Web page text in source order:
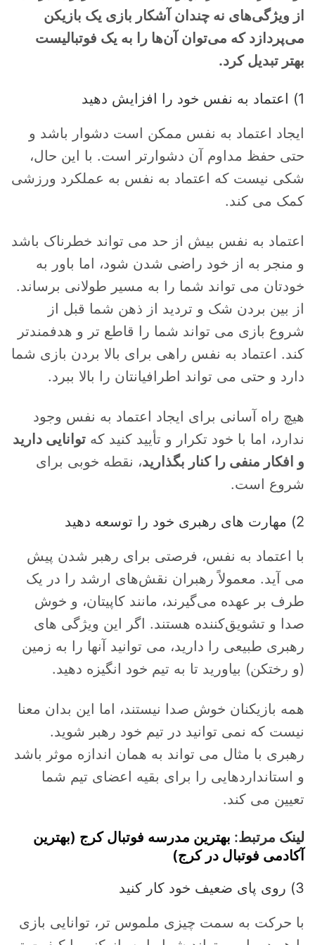
از ویژگی‌های نه چندان آشکار بازی یک بازیکن
می‌پردازد که می‌توان آن‌ها را به یک فوتبالیست
بهتر تبدیل کرد.
1) اعتماد به نفس خود را افزایش دهید
ایجاد اعتماد به نفس ممکن است دشوار باشد و
حتی حفظ مداوم آن دشوارتر است. با این حال،
شکی نیست که اعتماد به نفس به عملکرد ورزشی
کمک می کند.
اعتماد به نفس بیش از حد می تواند خطرناک باشد
و منجر به از خود راضی شدن شود، اما باور به
خودتان می تواند شما را به مسیر طولانی برساند.
از بین بردن شک و تردید از ذهن شما قبل از
شروع بازی می تواند شما را قاطع تر و هدفمندتر
کند. اعتماد به نفس راهی برای بالا بردن بازی شما
دارد و حتی می تواند اطرافیانتان را بالا ببرد.
هیچ راه آسانی برای ایجاد اعتماد به نفس وجود
ندارد، اما با خود تکرار و تأیید کنید کهتوانایی دارید
و افکار منفی را کنار بگذارید، نقطه خوبی برای
شروع است.
2) مهارت های رهبری خود را توسعه دهید
با اعتماد به نفس، فرصتی برای رهبر شدن پیش
می آید. معمولاً رهبران نقش‌های ارشد را در یک
طرف بر عهده می‌گیرند، مانند کاپیتان، و خوش
صدا و تشویق‌کننده هستند. اگر این ویژگی های
رهبری طبیعی را دارید، می توانید آنها را به زمین
(و رختکن) بیاورید تا به تیم خود انگیزه دهید.
همه بازیکنان خوش صدا نیستند، اما این بدان معنا
نیست که نمی توانید در تیم خود رهبر شوید.
رهبری با مثال می تواند به همان اندازه موثر باشد
و استانداردهایی را برای بقیه اعضای تیم شما
تعیین می کند.
لینک مرتبط: بهترین مدرسه فوتبال کرج (بهترین
آکادمی فوتبال در کرج)
3) روی پای ضعیف خود کار کنید
با حرکت به سمت چیزی ملموس تر، توانایی بازی